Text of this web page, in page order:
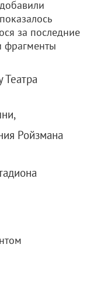
за последние
фрагменты
Театра
Ройзмана